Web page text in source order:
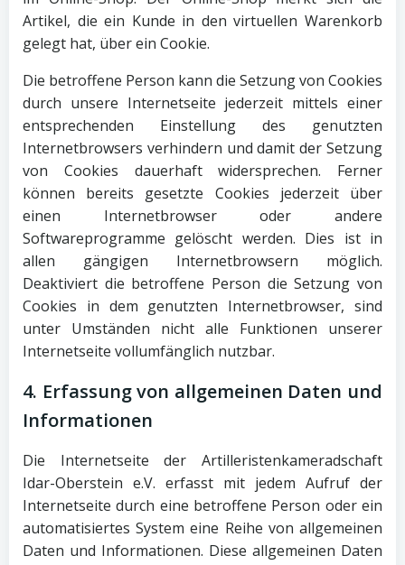
Artikel, die ein Kunde in den virtuellen Warenkorb
gelegt hat, über ein Cookie.
Die betroffene Person kann die Setzung von Cookies
durch unsere Internetseite jederzeit mittels einer
entsprechenden Einstellung des genutzten
Internetbrowsers verhindern und damit der Setzung
von Cookies dauerhaft widersprechen. Ferner
können bereits gesetzte Cookies jederzeit über
einen Internetbrowser oder andere
Softwareprogramme gelöscht werden. Dies ist in
allen gängigen Internetbrowsern möglich.
Deaktiviert die betroffene Person die Setzung von
Cookies in dem genutzten Internetbrowser, sind
unter Umständen nicht alle Funktionen unserer
Internetseite vollumfänglich nutzbar.
4. Erfassung von allgemeinen Daten und
Informationen
Die Internetseite der Artilleristenkameradschaft
Idar-Oberstein e.V. erfasst mit jedem Aufruf der
Internetseite durch eine betroffene Person oder ein
automatisiertes System eine Reihe von allgemeinen
Daten und Informationen. Diese allgemeinen Daten